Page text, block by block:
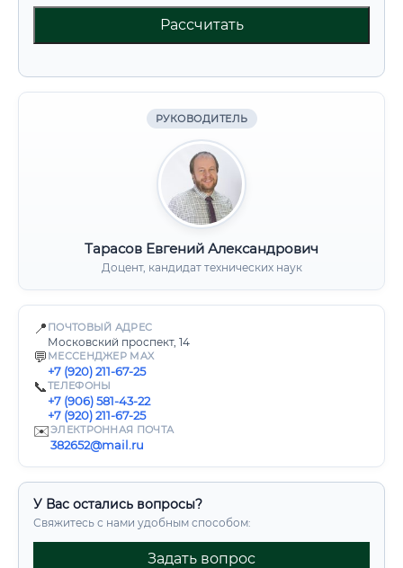
Рассчитать
РУКОВОДИТЕЛЬ
Тарасов Евгений Александрович
Доцент, кандидат технических наук
📍 ПОЧТОВЫЙ АДРЕС
Московский проспект, 14
💬 МЕССЕНДЖЕР MAX
+7 (920) 211-67-25
📞ТЕЛЕФОНЫ
+7 (906) 581-43-22
+7 (920) 211-67-25
✉️ЭЛЕКТРОННАЯ ПОЧТА
382652@mail.ru
У Вас остались вопросы?
Свяжитесь с нами удобным способом:
Задать вопрос